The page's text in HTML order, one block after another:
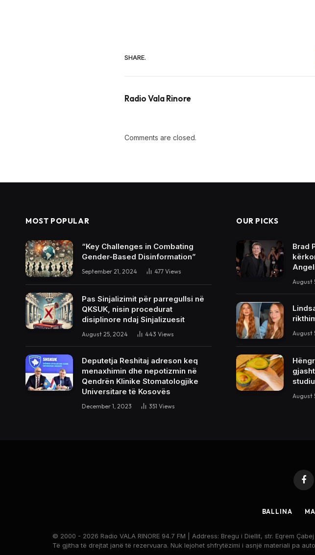
SHARE.
Radio Vala Rinore
Comments are closed.
MOST POPULAR
“Key Challenges in Combating
Gender-Based Disinformation”
September 21, 2024 477 Views
Pas Sinjalizimit për parregullsi në
QKSUK, nisin procedurat
disiplinore ndaj Sinjalizuesit
August 25, 2024 443 Views
Deputetja Reshitaj adreson keq
menaxhimin dhe nepotizmin në
Qendrën Klinike Stomatologjike
Universitare të Kosovës
December 1, 2023 351 Views
OUR PICKS
Brad
August
August
August
BALLINA
© 2000 - 2026 Radio VALA RINORE 94.7 FM | Address: Bregu i Diellit, str. Eqrem
Të gjitha të drejtat janë të rezervuara. Nuk lejohet shfrytëzimi i asnjë materiali pa